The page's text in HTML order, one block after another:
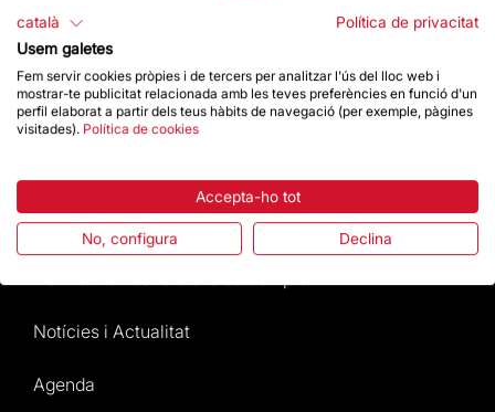
Destacats
La Fundació
Atenció al Visitant
Notícies i Actualitat
Agenda
català
Política de privacitat
Usem galetes
Fem servir cookies pròpies i de tercers per analitzar l'ús del lloc web i
mostrar-te publicitat relacionada amb les teves preferències en funció d'un
perfil elaborat a partir dels teus hàbits de navegació (per exemple, pàgines
visitades). Política de cookies
Accepta-ho tot
No, configura Declina